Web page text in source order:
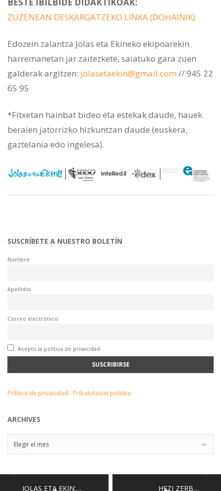
BESTE IBILBIDE DIDAKTIKOAK:
ZUZENEAN DESKARGATZEKO LINKA (DOHAINIK)
Edozein zalantza Jolas eta Ekineko ekipoarekin
harremanetan jar zaitezkete, saiatuko gara zuen
galderak argitzen: jolasetaekin@gmail.com// 945 22
65 95
*Fitxetan hainbat bideo eta estekak daude, hauek
beraien jatorrizko hizkuntzan daude (euskera,
gaztelania edo ingelesa).
SUSCRÍBETE A NUESTRO BOLETÍN
Nombre
Apellidos
Correo electrónico
Acepto la política de privacidad
Política de privacidad - Pribatutasun politika
ARCHIVES
Elegir el mes
JOLAS ETA EKIN:… HEZI ZERB…